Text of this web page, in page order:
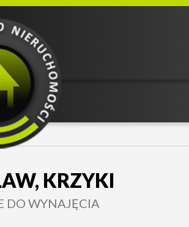
KRZYKI
DO WYNAJĘCIA